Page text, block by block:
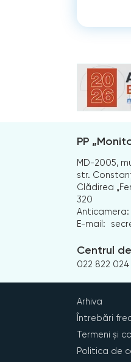
PP
MD-2005,
str.
Clădirea
320
Anticamera:
E-mail:
Centrul
022 822 024
Arhiva
Întrebări
Termeni și
Politica de